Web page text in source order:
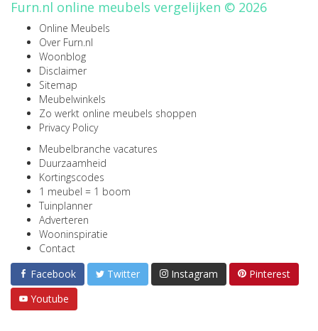
Furn.nl online meubels vergelijken © 2026
Online Meubels
Over Furn.nl
Woonblog
Disclaimer
Sitemap
Meubelwinkels
Zo werkt online meubels shoppen
Privacy Policy
Meubelbranche vacatures
Duurzaamheid
Kortingscodes
1 meubel = 1 boom
Tuinplanner
Adverteren
Wooninspiratie
Contact
Facebook
Twitter Instagram
Pinterest
Youtube